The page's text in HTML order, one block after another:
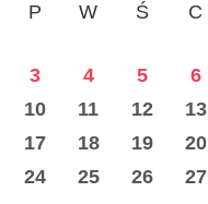
P W Ś C
3
4 5 6
10
11 12 13
17
18 19 20
24
25 26 27